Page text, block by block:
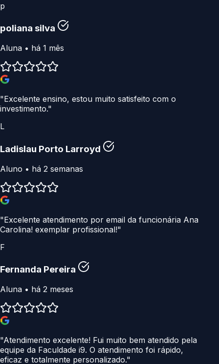
p
poliana silva
Aluna • há 1 mês
"Excelente ensino, estou muito satisfeito com o
investimento."
L
Ladislau Porto Larroyd
Aluno • há 2 semanas
"Excelente atendimento por email da funcionária Ana
Carolina! exemplar profissional!"
F
Fernanda Pereira
Aluna • há 2 meses
"Atendimento excelente! Fui muito bem atendido pela
equipe da Faculdade i9. O atendimento foi rápido,
eficaz e totalmente personalizado."